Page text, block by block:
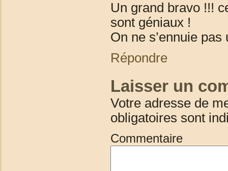
Un grand bravo !!!
sont géniaux !
On ne s’ennuie
Répondre
Laisser un
Votre adresse de
obligatoires sont
Commentaire